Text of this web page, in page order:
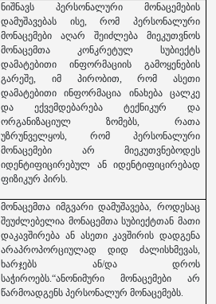
ნიშნავს პერსონალური მონაცემების
დამუშავებას ისე, რომ პერსონალური
მონაცემები აღარ შეიძლება მიეკუთვნოს
მონაცემთა კონკრეტულ სუბიექტს
დამატებითი ინფორმაციის გამოყენების
გარეშე, იმ პირობით, რომ ასეთი
დამატებითი ინფორმაცია ინახება ცალკე
და ექვემდებარება ტექნიკურ და
ორგანიზაციულ ზომებს, რათა
უზრუნველყოს, რომ პერსონალური
მონაცემები არ მიეკუთვნებოდეს
იდენტიფიცირებულ ან იდენტიფიცირებად
ფიზიკურ პირს.
მონაცემთა იმგვარი დამუშავება, როდესაც
შეუძლებელია მონაცემთა სუბიექტთან მათი
დაკავშირება ან ასეთი კავშირის დადგენა
არაპროპორციულად დიდ ძალისხმევას,
ხარჯებს ან/და დროს
საჭიროებს.“ანონიმური მონაცემები არ
წარმოადგენს პერსონალურ მონაცემებს.